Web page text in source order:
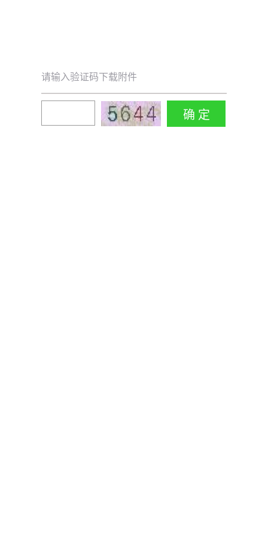
请输入验证码下载附件